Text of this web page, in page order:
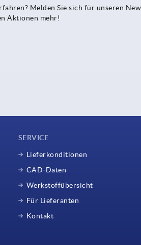
Melden Sie sich für unseren
Aktionen mehr!
SERVICE
Lieferkonditionen
CAD-Daten
Werkstoffübersicht
Für Lieferanten
Kontakt